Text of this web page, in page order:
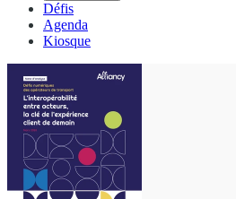
Défis
Agenda
Kiosque